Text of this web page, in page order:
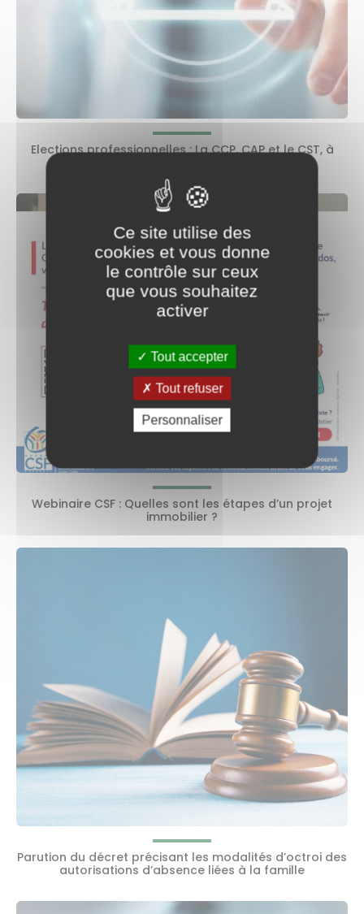
Elections professionnelles : La CCP, CAP et le CST, à
Webinaire CSF : Quelles sont les étapes d’un projet
immobilier ?
Parution du décret précisant les modalités d’octroi des
autorisations d’absence liées à la famille
Ce site utilise des
cookies et vous donne
le contrôle sur ceux
que vous souhaitez
activer
Tout accepter
Tout refuser
Personnaliser